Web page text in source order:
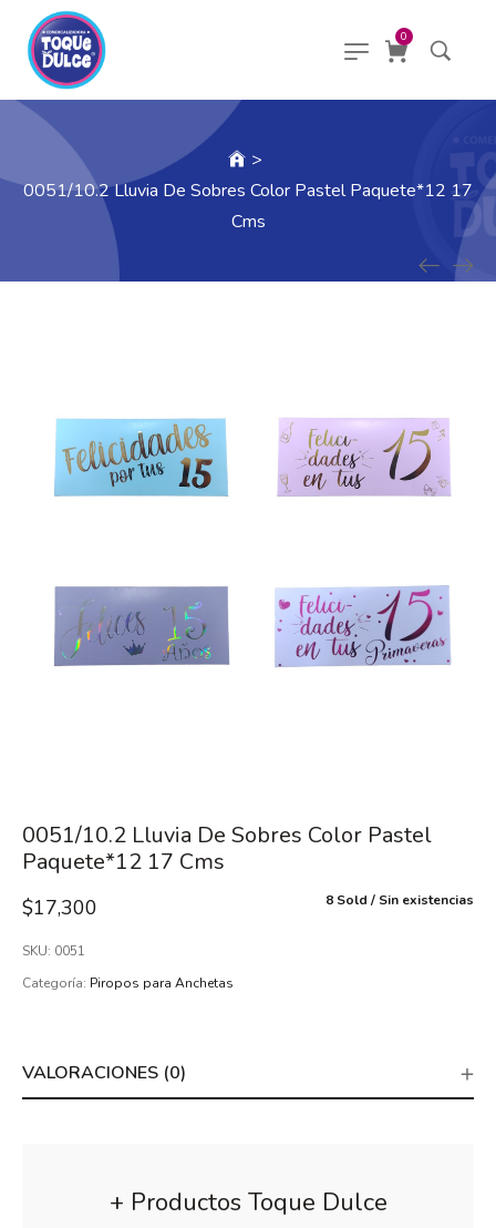
0
>
0051/10.2 Lluvia De Sobres Color Pastel Paquete*12 17
Cms
0051/10.2 Lluvia De Sobres Color Pastel
Paquete*12 17 Cms
8 Sold Sin existencias
$17,300
SKU: 0051
Categoría: Piropos para Anchetas
VALORACIONES (0)
+ Productos Toque Dulce